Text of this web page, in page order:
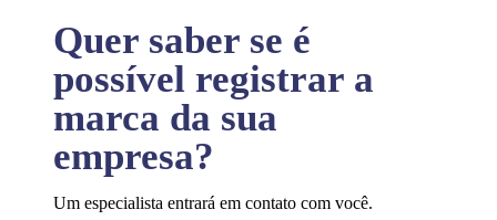
Quer saber se é
possível registrar a
marca da sua
empresa?
Um especialista entrará em contato com você.